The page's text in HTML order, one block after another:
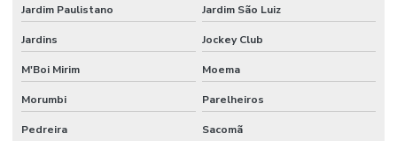
Jardim Paulistano Jardim São Luiz
Jardins Jockey Club
M'Boi Mirim Moema
Morumbi Parelheiros
Pedreira Sacomã